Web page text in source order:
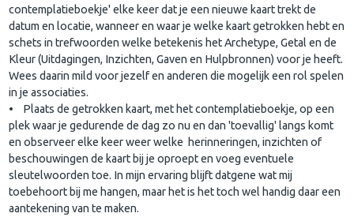
contemplatieboekje' elke keer dat je een nieuwe kaart trekt de
datum en locatie, wanneer en waar je welke kaart getrokken hebt en
schets in trefwoorden welke betekenis het Archetype, Getal en de
Kleur (Uitdagingen, Inzichten, Gaven en Hulpbronnen) voor je heeft.
Wees daarin mild voor jezelf en anderen die mogelijk een rol spelen
in je associaties.
• Plaats de getrokken kaart, met het contemplatieboekje, op een
plek waar je gedurende de dag zo nu en dan 'toevallig' langs komt
en observeer elke keer weer welke herinneringen, inzichten of
beschouwingen de kaart bij je oproept en voeg eventuele
sleutelwoorden toe. In mijn ervaring blijft datgene wat mij
toebehoort bij me hangen, maar het is het toch wel handig daar een
aantekening van te maken.